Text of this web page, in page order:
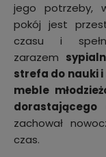
jego potrzeby,
pokój jest
czasu i
zarazem
strefa do nauki
meble
dorastającego
zachował
czas.